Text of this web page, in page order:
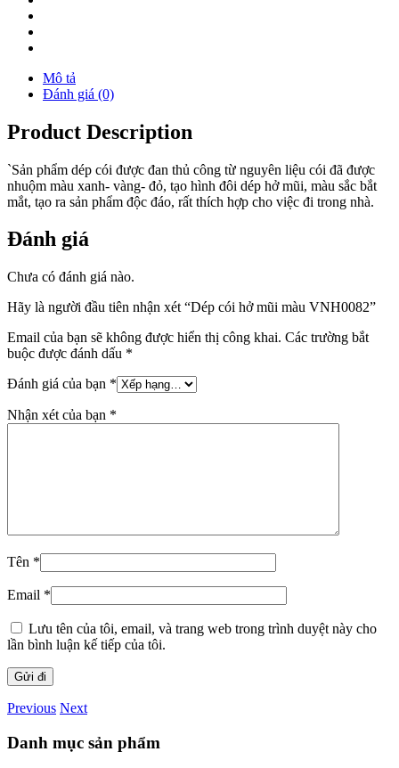
Mô tả
Đánh giá (0)
Product Description
`Sản phẩm dép cói được đan thủ công từ nguyên liệu cói đã được
nhuộm màu xanh- vàng- đỏ, tạo hình đôi dép hở mũi, màu sắc bắt
mắt, tạo ra sản phẩm độc đáo, rất thích hợp cho việc đi trong nhà.
Đánh giá
Chưa có đánh giá nào.
Hãy là người đầu tiên nhận xét “Dép cói hở mũi màu VNH0082”
Email của bạn sẽ không được hiển thị công khai. Các trường bắt
buộc được đánh dấu *
Đánh giá của bạn *
Nhận xét của bạn *
Tên *
Email *
Lưu tên của tôi, email, và trang web trong trình duyệt này cho
lần bình luận kế tiếp của tôi.
Previous Next
Danh mục sản phẩm